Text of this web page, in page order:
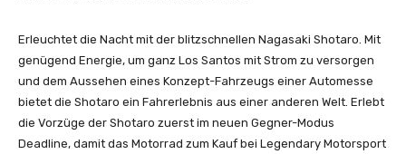
Erleuchtet die Nacht mit der blitzschnellen Nagasaki Shotaro. Mit
genügend Energie, um ganz Los Santos mit Strom zu versorgen
und dem Aussehen eines Konzept-Fahrzeugs einer Automesse
bietet die Shotaro ein Fahrerlebnis aus einer anderen Welt. Erlebt
die Vorzüge der Shotaro zuerst im neuen Gegner-Modus
Deadline, damit das Motorrad zum Kauf bei Legendary Motorsport